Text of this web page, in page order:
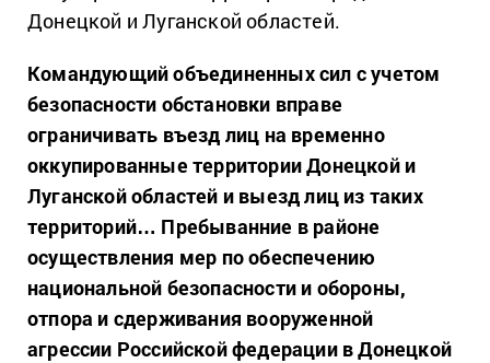
Донецкой и Луганской областей.
Командующий объединенных сил с учетом
безопасности обстановки вправе
ограничивать въезд лиц на временно
оккупированные территории Донецкой и
Луганской областей и выезд лиц из таких
территорий… Пребыванние в районе
осуществления мер по обеспечению
национальной безопасности и обороны,
отпора и сдерживания вооруженной
агрессии Российской федерации в Донецкой